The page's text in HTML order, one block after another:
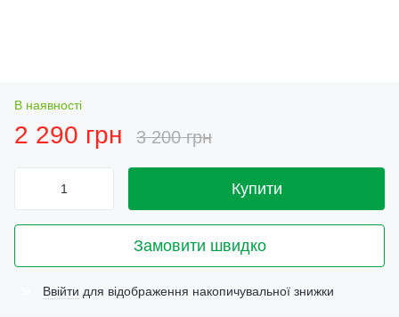
В наявності
2 290 грн 3 200 грн
Купити
Замовити швидко
Ввійти для відображення накопичувальної знижки